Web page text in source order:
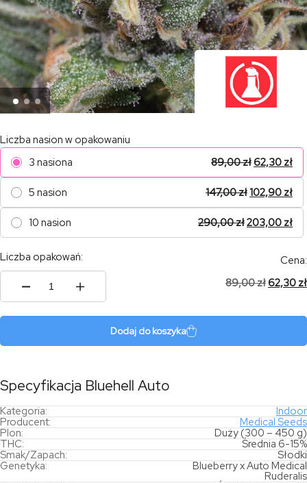
Liczba nasion w opakowaniu
3 nasiona
89,00zł62,30 zł
5 nasion 147,00zł102,90 zł
10 nasion 290,00zł203,00 zł
Liczba opakowań:
ilość
Cena:
89,00zł62,30 zł
Dodaj do koszyka
Specyfikacja Bluehell Auto
Kategoria:
Indoor
Producent:
Medical Seeds
Plon:
Duży (300 – 450 g)
THC:
Średnia 6-15%
Smak/Zapach:
Słodki
Genetyka:
Blueberry x Auto Medical
Ruderalis